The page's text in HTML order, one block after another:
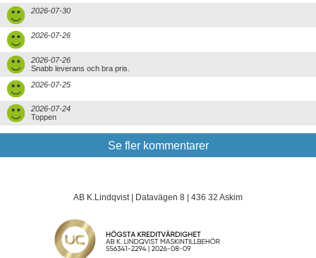
2026-07-30
2026-07-26
2026-07-26
Snabb leverans och bra pris.
2026-07-25
2026-07-24
Toppen
Se fler kommentarer
AB K.Lindqvist | Datavägen 8 | 436 32 Askim